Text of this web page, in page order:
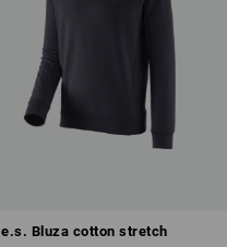
e.s. Bluza cotton stretch